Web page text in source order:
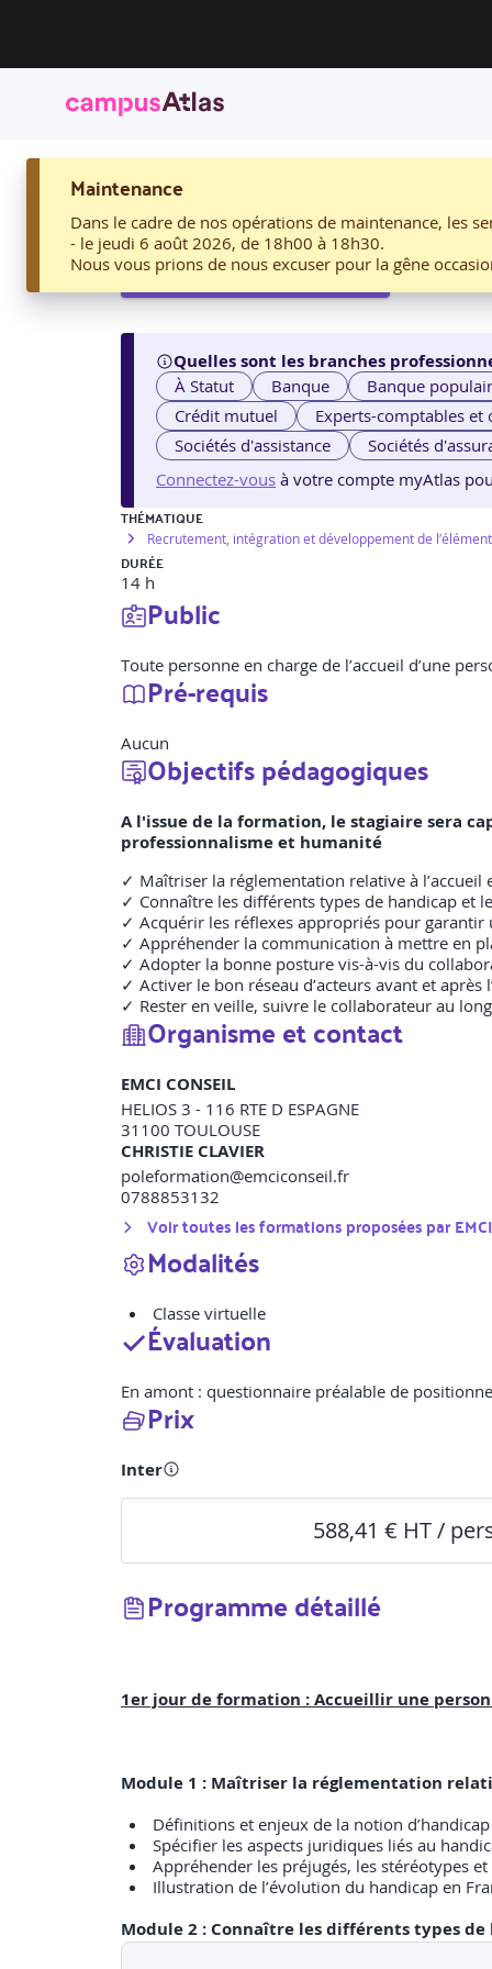
Maintenance
Dans le cadre de nos opérations de maintenance, les
- le jeudi 6 août 2026, de 18h00 à 18h30.
Nous vous prions de nous excuser pour la gêne
05. ACCUEILLIR ET INTÉGRER UNE PERSONNE EN
05. Accueillir et
Voir les sessions proposées
Quelles sont les branches
À Statut Banque Banque
Crédit mutuel
Experts-comptables et
Sociétés d'assistance
Sociétés
Connectez-vous à votre compte myAtlas
THÉMATIQUE
Recrutement, intégration et développement de
DURÉE
14 h
Public
Toute personne en charge de l’accueil d’une
Pré-requis
Aucun
Objectifs pédagogiques
A l'issue de la formation, le stagiaire sera
professionnalisme et humanité
✓ Maîtriser la réglementation relative à
✓ Connaître les différents types de handicap et
✓ Acquérir les réflexes appropriés pour
✓ Appréhender la communication à mettre en
✓ Adopter la bonne posture vis-à-vis du
✓ Activer le bon réseau d’acteurs avant et après
✓ Rester en veille, suivre le collaborateur au
Organisme et contact
EMCI CONSEIL
HELIOS 3 - 116 RTE D ESPAGNE
31100 TOULOUSE
CHRISTIE CLAVIER
poleformation@emciconseil.fr
0788853132
Voir toutes les formations proposées par
Modalités
Classe virtuelle
Évaluation
En amont : questionnaire préalable de
Prix
Inter
588,41 € HT /
Programme détaillé
1er jour de formation : Accueillir une
Module 1 : Maîtriser la réglementation
Définitions et enjeux de la notion d’handicap
Spécifier les aspects juridiques liés au
Appréhender les préjugés, les stéréotypes
Illustration de l’évolution du handicap en
Module 2 : Connaître les différents types